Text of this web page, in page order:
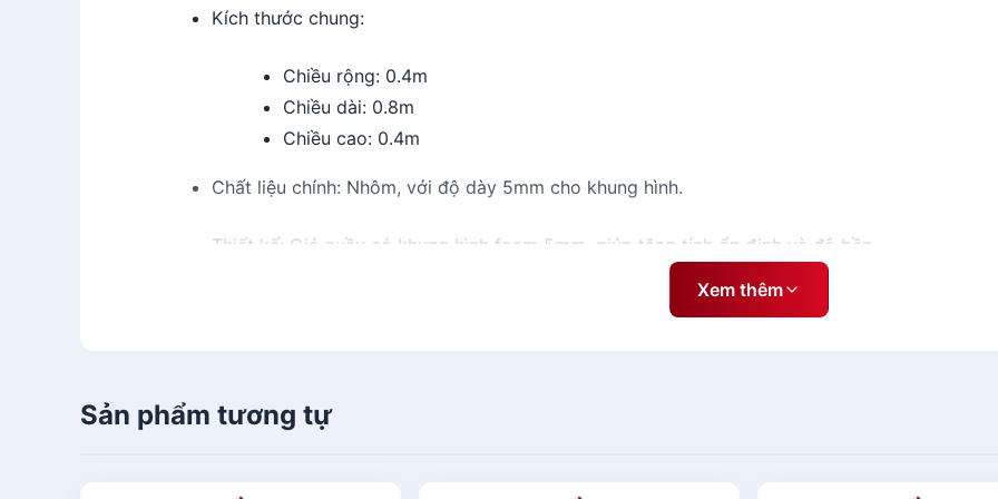
Kích thước chung:
Chiều rộng: 0.4m
Chiều dài: 0.8m
Chiều cao: 0.4m
Chất liệu chính: Nhôm, với độ dày 5mm cho khung hình.
Thiết kế: Giá quầy có khung hình foam 5mm, giúp tăng tính ổn định và độ bền.
Tiện ích: Giá quầy được trang bị bánh xe giúp dễ dàng di chuyển và định vị lại vị trí của giá
Xem thêm
Sản phẩm tương tự